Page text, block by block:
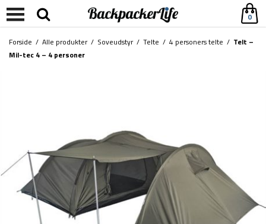
0
Forside / Alle produkter/ Soveudstyr/ Telte / 4 personers telte / Telt –
Mil-tec 4 – 4 personer